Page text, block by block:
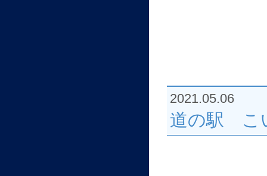
2021.05.06
道の駅 こ